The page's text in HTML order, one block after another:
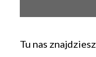
Tu nas znajdziesz